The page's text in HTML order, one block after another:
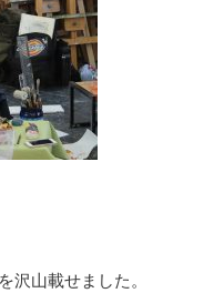
沢山載せました。